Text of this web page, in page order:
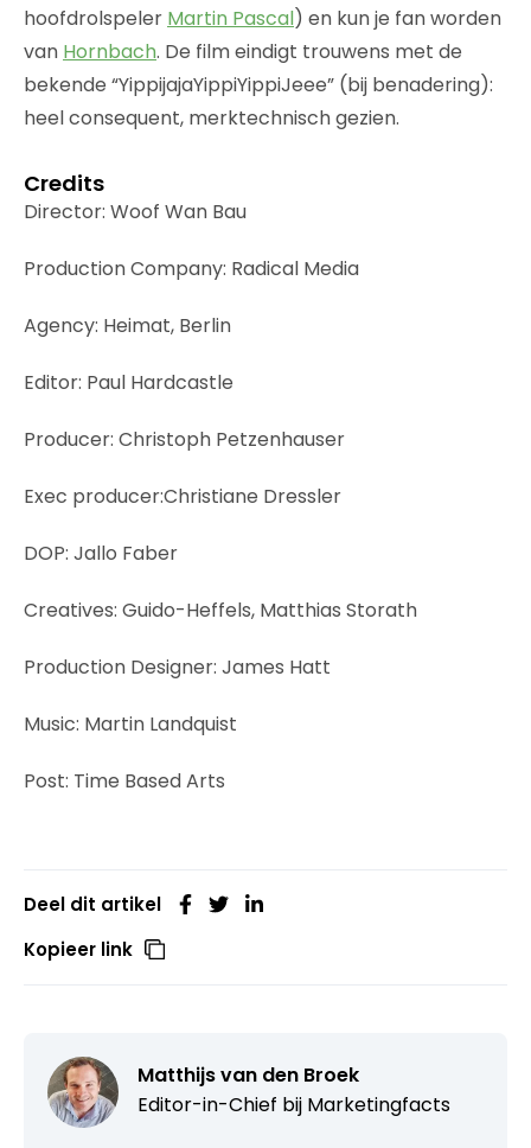
hoofdrolspeler Martin Pascal) en kun je fan worden
van Hornbach. De film eindigt trouwens met de
bekende “YippijajaYippiYippiJeee” (bij benadering):
heel consequent, merktechnisch gezien.
Credits
Director: Woof Wan Bau
Production Company: Radical Media
Agency: Heimat, Berlin
Editor: Paul Hardcastle
Producer: Christoph Petzenhauser
Exec producer:Christiane Dressler
DOP: Jallo Faber
Creatives: Guido-Heffels, Matthias Storath
Production Designer: James Hatt
Music: Martin Landquist
Post: Time Based Arts
Deel dit artikel
Kopieer link
Matthijs van den Broek
Editor-in-Chief bij Marketingfacts